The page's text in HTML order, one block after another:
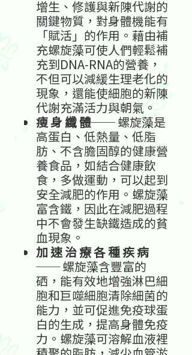
增生、修護與新陳代謝的
關鍵物質，對身體機能有
「賦活」的作用。藉由補
充螺旋藻可使人們輕鬆補
充到DNA-RNA的營養，
不但可以減緩生理老化的
現象，還能使細胞的新陳
代謝充滿活力與朝氣。
瘦身 纖體──螺旋藻是
高蛋白、低熱量、低脂
肪、不含膽固醇的健康營
養食品，如結合健康飲
食，多做運動，可以起到
安全減肥的作用。螺旋藻
富含鐵，因此在減肥過程
中不會發生缺鐵造成的貧
血現象。
加速治療各種疾病
──螺旋藻含豐富的
硒，能有效地增強淋巴細
胞和巨噬細胞清除細菌的
能力，並可促進免疫球蛋
白的生成，提高身體免疫
力。螺旋藻可溶解血液裡